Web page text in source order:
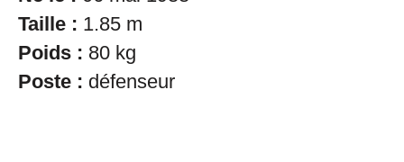
Taille : 1.85 m
Poids : 80 kg
Poste : défenseur